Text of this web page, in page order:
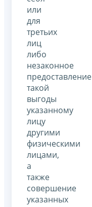
или
для
третьих
лиц
либо
незаконное
предоставление
такой
выгоды
указанному
лицу
другими
физическими
лицами,
а
также
совершение
указанных